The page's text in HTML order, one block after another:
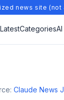
news site
LatestCategories
Claude News